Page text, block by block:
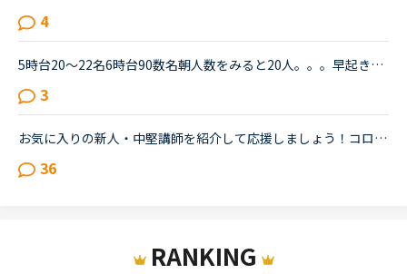
4
5時台20～22名6時台90数名朝人数をみると20人。。。早起きした意味ｗお気に入りの先生の勤務時間が延びていたので青になるのを待機していたんですけどおそらく、5時台に数人の先生の勤務時間も伸びていました。お...
3
お気に入りの新人・中堅講師を紹介して応援しましょう！コロナ失職の影響等もあり、NCでは講師が5000人を超えたようです。生徒側もテレワーク等があり、人気ベテラン講師は連日予約で埋まりますが、その一方で新...
36
RANKING